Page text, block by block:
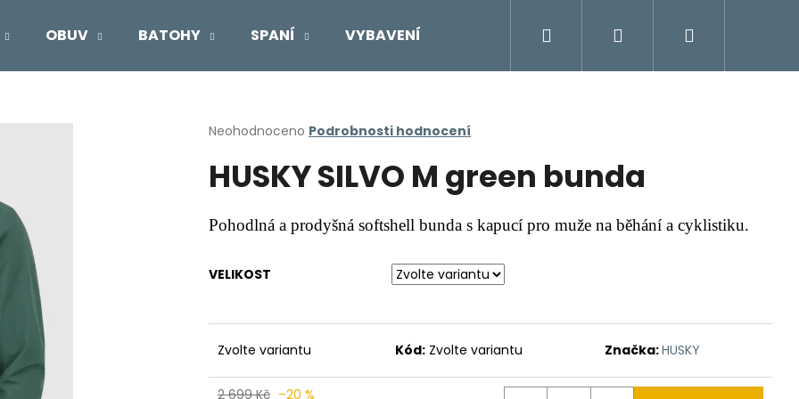
OBUV BATOHY SPANÍ VYBAVENÍ Moje objednávka
Přihlášení
Průměrné
produktu
je
z
5
Neohodnoceno Podrobnosti hodnocení
HUSKY SILVO M green bunda
Pohodlná a prodyšná softshell bunda s kapucí pro muže na běhání a cyklistiku.
VELIKOST
Zvolte variantu Kód: Zvolte variantu Značka:HUSKY
2 699 Kč –20 %
HLEDAT